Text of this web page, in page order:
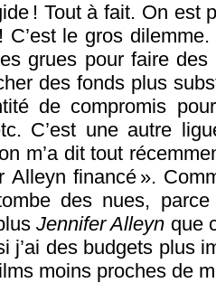
! Tout à fait. On est
C’est le gros
grues pour faire
des fonds plus
de compromis
C’est une autre
m’a dit tout
Alleyn financé ».
des nues, parce
Jennifer Alleyn que
j’ai des budgets plus
moins proches de